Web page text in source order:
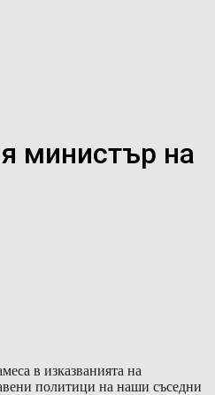
министър на
в изказванията на
политици на наши съседни